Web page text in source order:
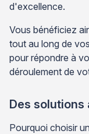
d'excellence.
Vous bénéficiez
tout au long de
pour répondre à
déroulement de
Des
Pourquoi choisir